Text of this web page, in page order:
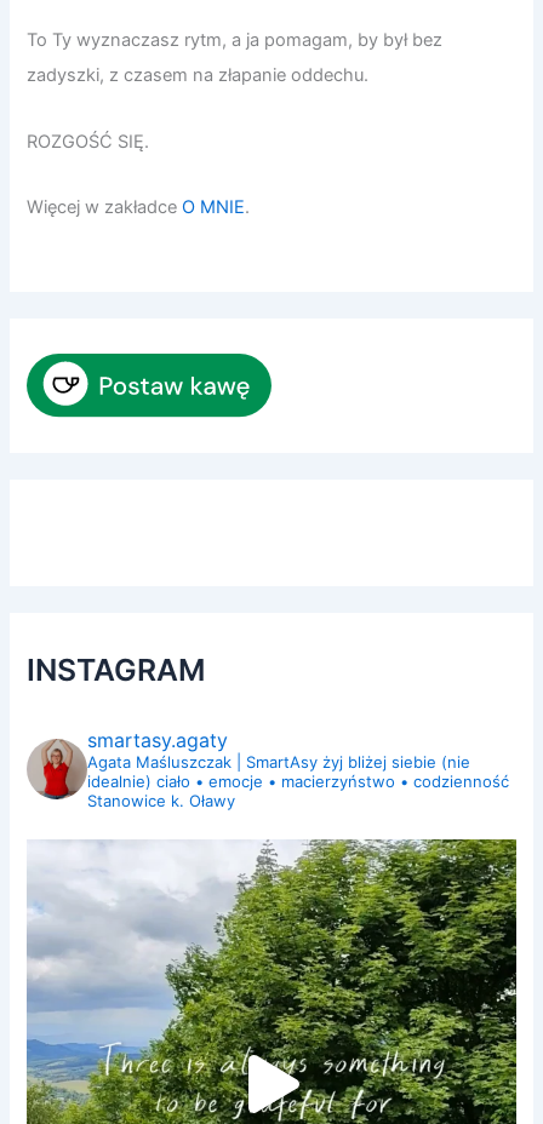
To Ty wyznaczasz rytm, a ja pomagam, by był bez
zadyszki, z czasem na złapanie oddechu.
ROZGOŚĆ SIĘ.
Więcej w zakładceO MNIE.
INSTAGRAM
smartasy.agaty
Agata Maśluszczak | SmartAsy żyj bliżej siebie (nie
idealnie) ciało • emocje • macierzyństwo • codzienność
Stanowice k. Oławy